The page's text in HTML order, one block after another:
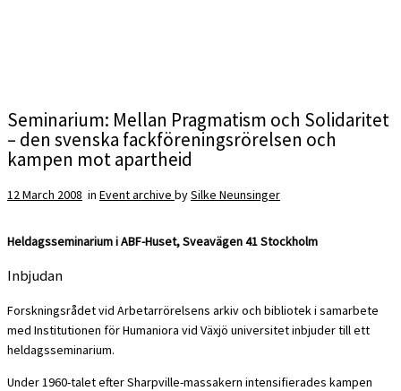
Seminarium: Mellan Pragmatism och Solidaritet
– den svenska fackföreningsrörelsen och
kampen mot apartheid
12 March 2008 in Event archive bySilke Neunsinger
Heldagsseminarium i ABF-Huset, Sveavägen 41 Stockholm
Inbjudan
Forskningsrådet vid Arbetarrörelsens arkiv och bibliotek i samarbete
med Institutionen för Humaniora vid Växjö universitet inbjuder till ett
heldagsseminarium.
Under 1960-talet efter Sharpville-massakern intensifierades kampen